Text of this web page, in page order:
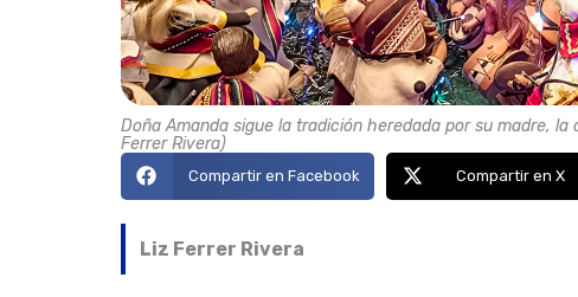
Doña Amanda sigue la tradición heredada por su madre,
Ferrer Rivera)
Compartir en Facebook Compartir en X
Liz Ferrer Rivera